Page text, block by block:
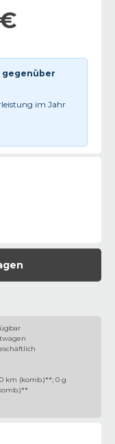
€
gegenüber
im Jahr
km (komb.)**; 0 g